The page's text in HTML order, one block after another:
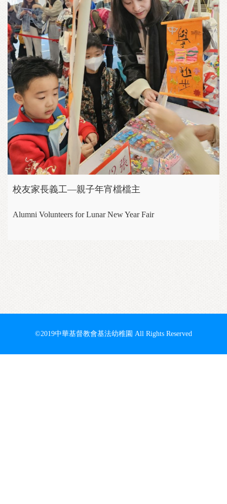
校友家長義工—親子年宵檔檔主
Alumni Volunteers for Lunar New Year Fair
©2019中華基督教會基法幼稚園 All Rights Reserved